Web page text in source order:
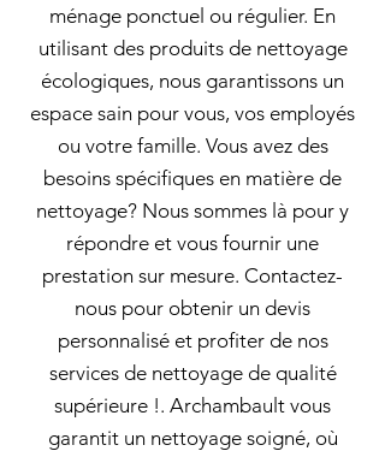
ménage ponctuel ou régulier. En
utilisant des produits de nettoyage
écologiques, nous garantissons un
espace sain pour vous, vos employés
ou votre famille. Vous avez des
besoins spécifiques en matière de
nettoyage? Nous sommes là pour y
répondre et vous fournir une
prestation sur mesure. Contactez-
nous pour obtenir un devis
personnalisé et profiter de nos
services de nettoyage de qualité
supérieure !. Archambault vous
garantit un nettoyage soigné, où